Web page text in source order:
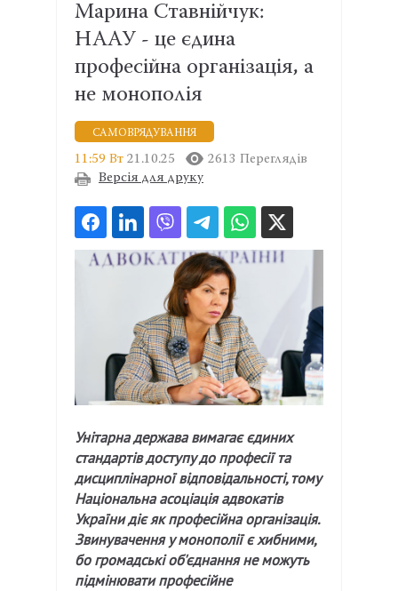
Марина Ставнійчук:
НААУ - це єдина
професійна організація, а
не монополія
САМОВРЯДУВАННЯ
11:59 Вт 21.10.25
2613 Переглядів
Версія для друку
Унітарна держава вимагає єдиних
стандартів доступу до професії та
дисциплінарної відповідальності, тому
Національна асоціація адвокатів
України діє як професійна організація.
Звинувачення у монополії є хибними,
бо громадські об'єднання не можуть
підмінювати професійне